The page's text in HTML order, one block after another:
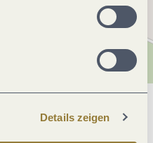
Details zeigen